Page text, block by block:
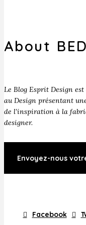
About BED
Le Blog Esprit Design
au Design présentant
de l’inspiration à la
designer.
Envoyez-nous
Facebook